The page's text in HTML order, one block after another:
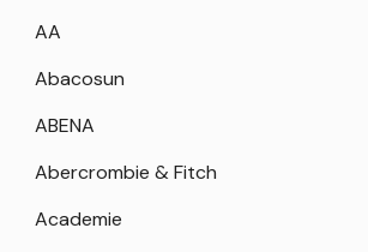
AA
Abacosun
ABENA
Abercrombie & Fitch
Academie